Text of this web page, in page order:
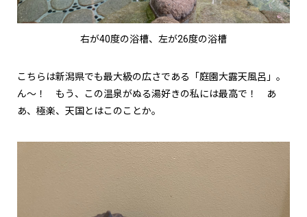
右が40度の浴槽、左が26度の浴槽
こちらは新潟県でも最大級の広さである「庭園大露天風呂」。
ん〜！ もう、この温泉がぬる湯好きの私には最高で！ あ
あ、極楽、天国とはこのことか。